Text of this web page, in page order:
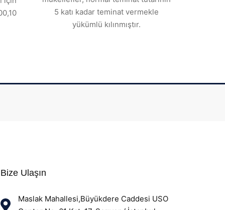
5 katı kadar teminat vermekle
yükümlü kılınmıştır.
Bize Ulaşın
Maslak Mahallesi,Büyükdere Caddesi USO